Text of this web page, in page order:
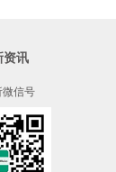
资讯
微信号